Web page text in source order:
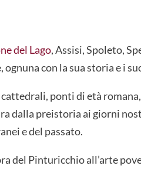
del Lago, Assisi, Spoleto,
ognuna con la sua storia e i
ponti di età
dalla preistoria ai giorni
e del passato.
del Pinturicchio all’arte